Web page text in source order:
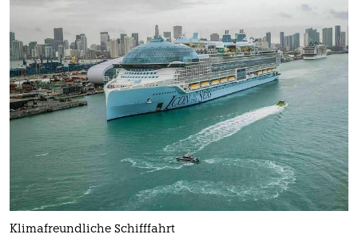
Klimafreundliche Schifffahrt